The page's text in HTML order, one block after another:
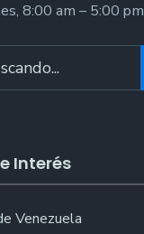
8:00 am – 5:00 pm
Interés
Venezuela